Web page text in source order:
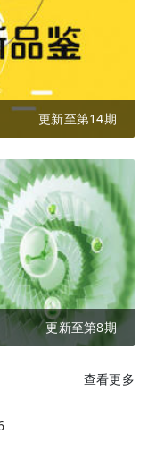
更新至第14期
更新至第8期
查看更多